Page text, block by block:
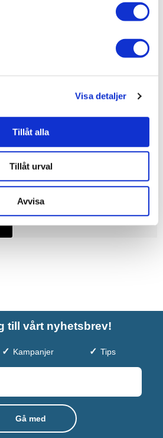
Visa detaljer
Tillåt alla
Tillåt urval
Avvisa
Duschbyggarna Duschhörna
Corny de Luxe
10.910 kr
JUST NU!
till vårt nyhetsbrev!
Kampanjer Tips